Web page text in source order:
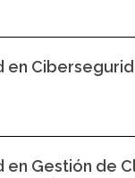
en
en Gestión de